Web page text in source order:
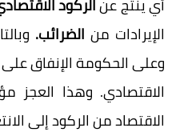
الإيرادات من الضرائب.
وعلى الحكومة الإنفاق على
الاقتصادي. وهذا العجز
الاقتصاد من الركود إلى